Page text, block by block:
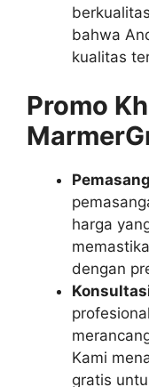
bahwa
kualitas
Promo
harga
dengan
Kami
gratis